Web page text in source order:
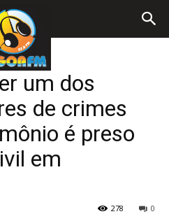
um dos
de crimes
é preso
em
0
278